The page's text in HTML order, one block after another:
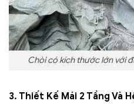
Chòi có kích thước lớn với
3. Thiết Kế Mái 2 Tầng Và